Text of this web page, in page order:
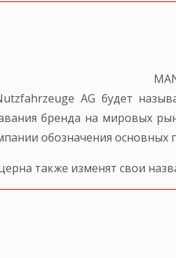
AG будет
бренда на мировых
обозначения основных
также изменят свои